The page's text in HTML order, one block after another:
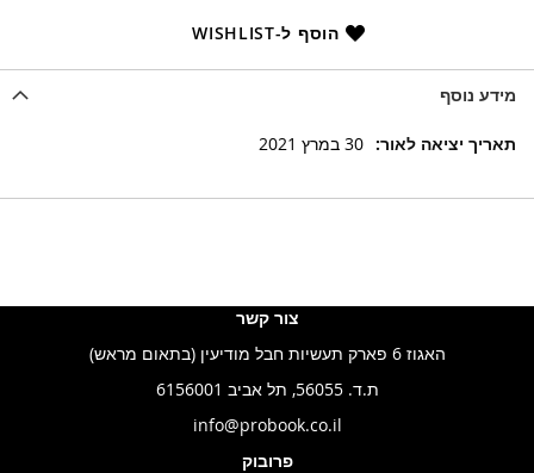
הוסף ל-WISHLIST
מידע נוסף
מידע
30 במרץ 2021
צור קשר
האגוז 6 פארק תעשיות חבל מודיעין (בתאום מראש)
ת.ד. 56055, תל אביב 6156001
info@probook.co.il
פרובוק